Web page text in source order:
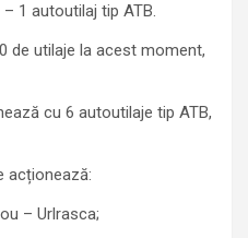
1 autoutilaj tip ATB.
de utilaje la acest moment,
cu 6 autoutilaje tip ATB,
acționează:
– Urlrasca;